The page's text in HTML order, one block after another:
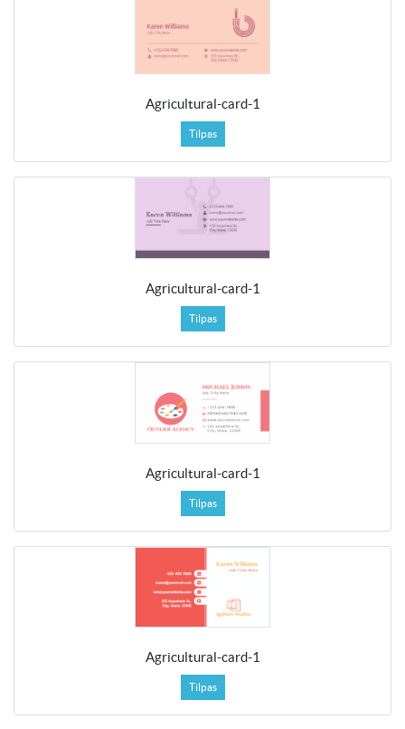
Agricultural-card-1
Tilpas
Agricultural-card-1
Tilpas
Agricultural-card-1
Tilpas
Agricultural-card-1
Tilpas